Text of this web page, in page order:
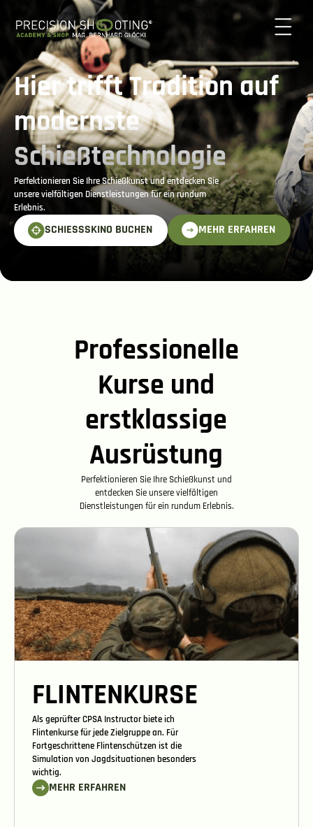
Hier trifft Tradition auf
modernste
Schießtechnologie
Perfektionieren Sie Ihre Schießkunst und entdecken Sie
unsere vielfältigen Dienstleistungen für ein rundum
Erlebnis.
SCHIESSSKINO BUCHEN MEHR ERFAHREN
Professionelle
Kurse und
erstklassige
Ausrüstung
Perfektionieren Sie Ihre Schießkunst und
entdecken Sie unsere vielfältigen
Dienstleistungen für ein rundum Erlebnis.
FLINTENKURSE
Als geprüfter CPSA Instructor biete ich
Flintenkurse für jede Zielgruppe an. Für
Fortgeschrittene Flintenschützen ist die
Simulation von Jagdsituationen besonders
wichtig.
MEHR ERFAHREN